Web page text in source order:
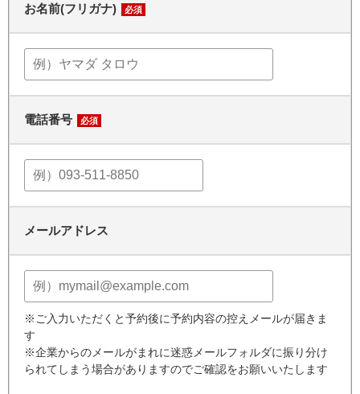
お名前(フリガナ) 必須
電話番号 必須
メールアドレス
※ご入力いただくと予約後に予約内容の控えメールが届きま
す
※企業からのメールがまれに迷惑メールフォルダに振り分け
られてしまう場合がありますのでご確認をお願いいたします